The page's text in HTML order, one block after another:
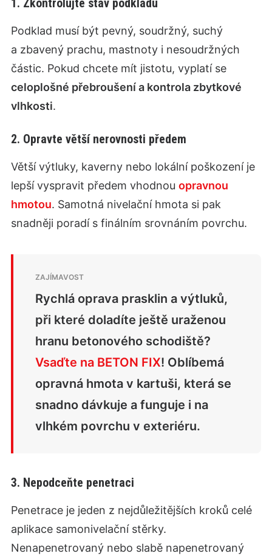
1. Zkontrolujte stav podkladu
Podklad musí být pevný, soudržný, suchý
a zbavený prachu, mastnoty i nesoudržných
částic. Pokud chcete mít jistotu, vyplatí se
celoplošné přebroušení a kontrola zbytkové
vlhkosti.
2. Opravte větší nerovnosti předem
Větší výtluky, kaverny nebo lokální poškození je
lepší vyspravit předem vhodnou opravnou
hmotou. Samotná nivelační hmota si pak
snadněji poradí s finálním srovnáním povrchu.
Rychlá oprava prasklin a výtluků,
při které doladíte ještě uraženou
hranu betonového schodiště?
Vsaďte na BETON FIX! Oblíbemá
opravná hmota v kartuši, která se
snadno dávkuje a funguje i na
vlhkém povrchu v exteriéru.
3. Nepodceňte penetraci
Penetrace je jeden z nejdůležitějších kroků celé
aplikace samonivelační stěrky.
Nenapenetrovaný nebo slabě napenetrovaný